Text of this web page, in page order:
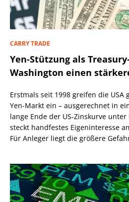
CARRY TRADE
Yen-Stützung als
Washington einen
Erstmals seit 1998 greifen die USA
Yen-Markt ein – ausgerechnet in
lange Ende der US-Zinskurve
steckt handfestes Eigeninteresse
Für Anleger liegt die größere